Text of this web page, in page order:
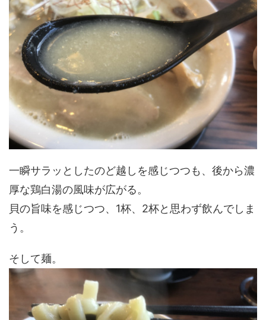
一瞬サラッとしたのど越しを感じつつも、後から濃
厚な鶏白湯の風味が広がる。
貝の旨味を感じつつ、1杯、2杯と思わず飲んでしま
う。
そして麺。